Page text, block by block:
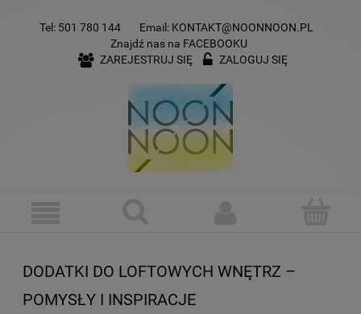
Tel: 501 780 144 Email: KONTAKT@NOONNOON.PL
Znajdź nas na FACEBOOKU
ZAREJESTRUJ SIĘ
ZALOGUJ SIĘ
DODATKI DO LOFTOWYCH WNĘTRZ –
POMYSŁY I INSPIRACJE